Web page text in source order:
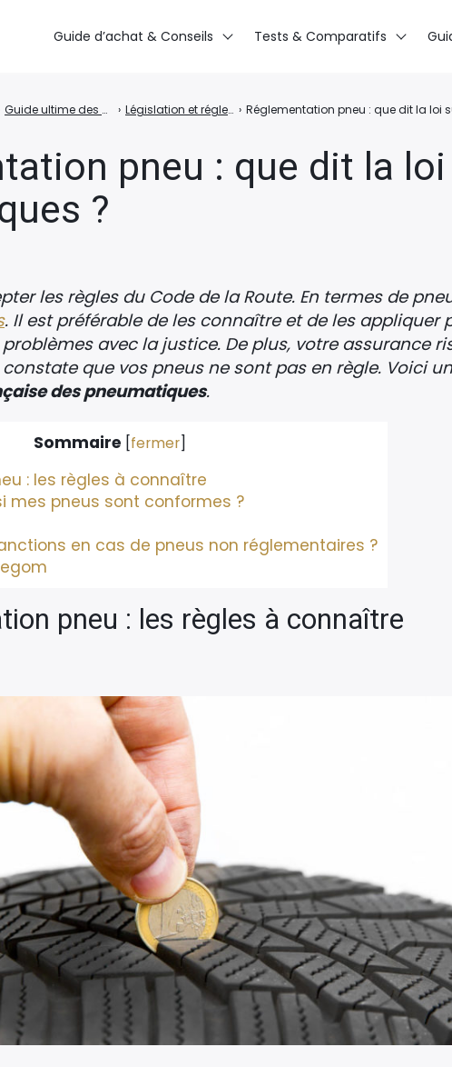
pneu : que dit la
?
Guide ultime des pneus voitures : conseils, entretien, achat › Législation et réglementation des pneumatiques › Réglementation pneu : que dit la loi
les règles du Code de la Route. En termes de
. Il est préférable de les connaître et de les appliquer
avec la justice. De plus, votre assurance
que vos pneus ne sont pas en règle. Voici
des pneumatiques.
Sommaire [fermer]
: les règles à connaître
mes pneus sont conformes ?
en cas de pneus non réglementaires ?
pneu : les règles à connaître
Guide d’achat & Conseils Tests & Comparatifs